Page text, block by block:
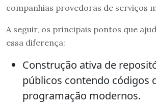
companhias provedoras de serviços
A seguir, os principais pontos que
essa diferença:
Construção ativa de
públicos contendo códigos
programação modernos.